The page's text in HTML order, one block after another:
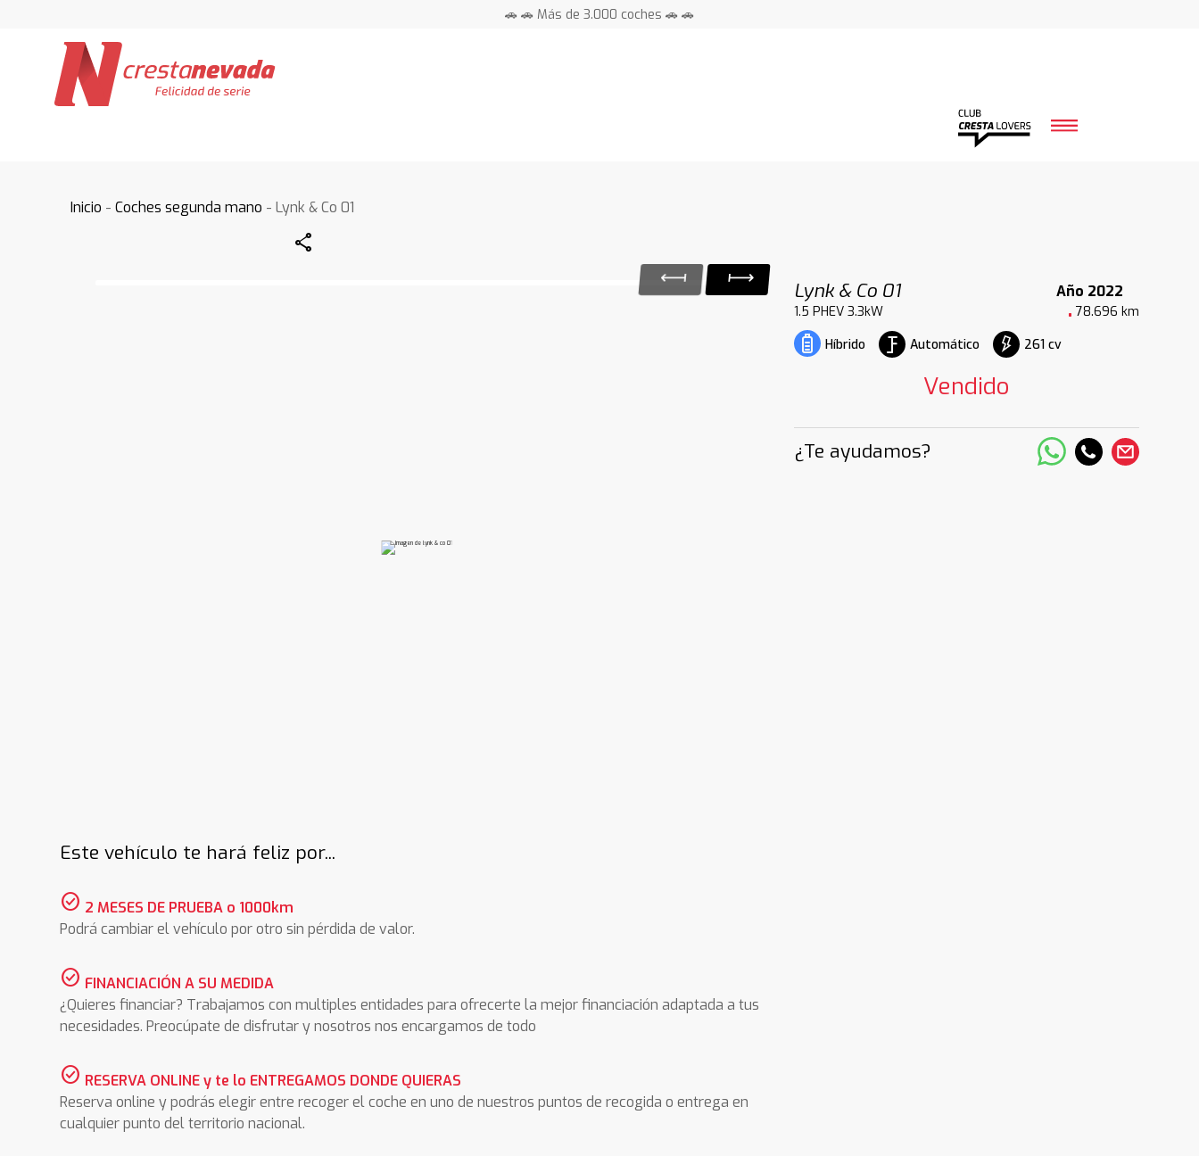
🚗 🚗 Más de 3.000 coches 🚗 🚗
Inicio -Coches segunda mano - Lynk & Co 01
Share
Lynk & Co 01
Año 2022
1.5 PHEV 3.3kW
78.696 km
Híbrido
Automático 261 cv
Vendido
¿Te ayudamos?
Este vehículo te hará feliz por...
check_circle 2 MESES DE PRUEBA o 1000km
Podrá cambiar el vehículo por otro sin pérdida de valor.
check_circle FINANCIACIÓN A SU MEDIDA
¿Quieres financiar? Trabajamos con multiples entidades para ofrecerte la mejor financiación adaptada a tus
necesidades. Preocúpate de disfrutar y nosotros nos encargamos de todo
check_circle RESERVA ONLINE y te lo ENTREGAMOS DONDE QUIERAS
Reserva online y podrás elegir entre recoger el coche en uno de nuestros puntos de recogida o entrega en
cualquier punto del territorio nacional.